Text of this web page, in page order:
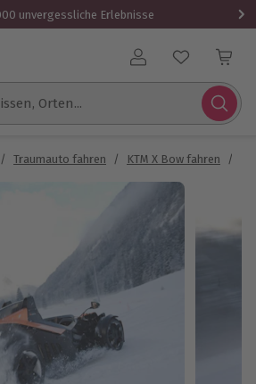
unvergessliche Erlebnisse
Benutzerkonto
Orten...
/ Traumauto fahren / KTM X Bow fahren /